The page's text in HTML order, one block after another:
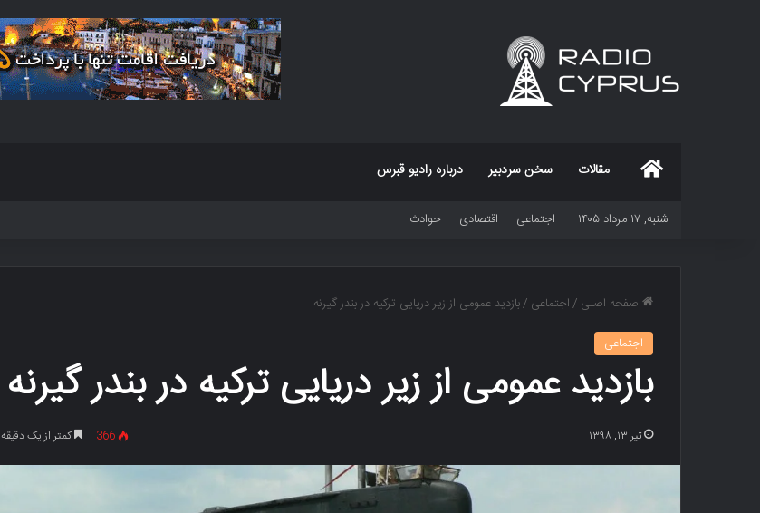
مقالات سخن سردبیر درباره رادیو قبرس
شنبه, ۱۷ مرداد ۱۴۰۵ اجتماعی اقتصادی حوادث
صفحه اصلی /اجتماعی /بازدید عمومی از زیر دریایی‌ ترکیه در بندر گیرنه
اجتماعی
بازدید عمومی از زیر دریایی‌ ترکیه در بندر گیرنه
تیر ۱۳, ۱۳۹۸ 366 کمتر از یک دقیقه